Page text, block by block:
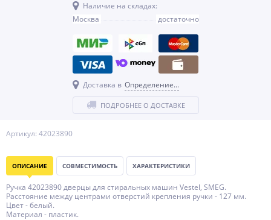
Артикул: 42023890
Наличие на складах:
Москва
достаточно
Доставка в Определение...
ПОДРОБНЕЕ О ДОСТАВКЕ
ОПИСАНИЕ СОВМЕСТИМОСТЬ ХАРАКТЕРИСТИКИ
Ручка 42023890 дверцы для стиральных машин Vestel, SMEG.
Расстояние между центрами отверстий крепления ручки - 127 мм.
Цвет - белый.
Материал - пластик.